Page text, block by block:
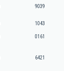
9039
1043
0161
6421